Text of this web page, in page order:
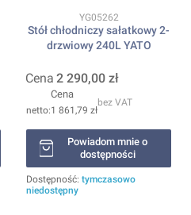
Kod produktu
YG05262
Stół chłodniczy sałatkowy 2-
drzwiowy 240L YATO
Cena 2 290,00 zł
Cena
1 861,79 zł
bez VAT
Powiadom mnie o
dostępności
Dostępność: tymczasowo
niedostępny